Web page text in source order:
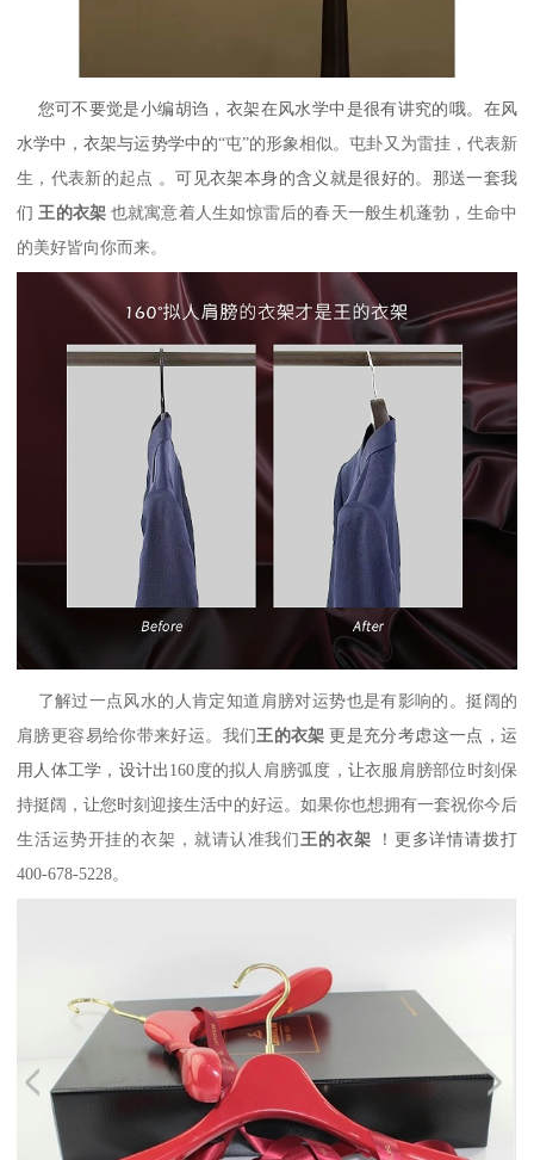
您可不要觉是小编胡诌，衣架在风水学中是很有讲究的哦。在风
水学中，衣架与运势学中的“屯”的形象相似。屯卦又为雷挂，代表新
生，代表新的起点 。可见衣架本身的含义就是很好的。那送一套我
们 王的衣架 也就寓意着人生如惊雷后的春天一般生机蓬勃，生命中
的美好皆向你而来。
了解过一点风水的人肯定知道肩膀对运势也是有影响的。挺阔的
肩膀更容易给你带来好运。我们王的衣架 更是充分考虑这一点，运
用人体工学，设计出 160度的拟人肩膀弧度，让衣服肩膀部位时刻保
持挺阔，让您时刻迎接生活中的好运。如果你也想拥有一套祝你今后
生活运势开挂的衣架，就请认准我们王的衣架
！更多详情请拨打
400-678-5228。